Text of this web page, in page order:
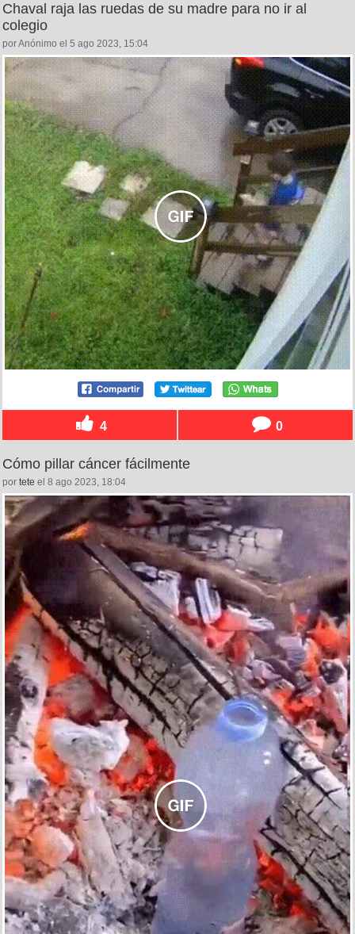
Chaval raja las ruedas de su madre para no ir al
colegio
por Anónimo el 5 ago 2023, 15:04
4 0
Cómo pillar cáncer fácilmente
por tete el 8 ago 2023, 18:04